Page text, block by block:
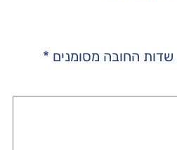
שדות החובה מסומנים *